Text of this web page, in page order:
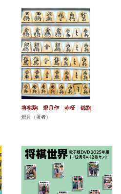
将棋駒 燈月作 赤柾 錦旗
燈月 （著者）